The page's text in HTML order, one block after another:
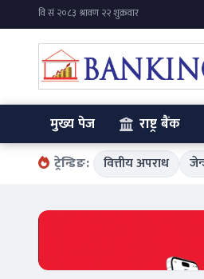
मुख्य पेज राष्ट्र बैंक
ट्रेन्डिङ: वित्तीय अपराध